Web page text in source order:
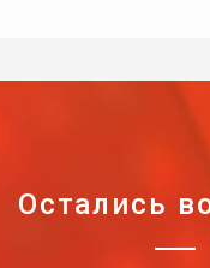
Остались